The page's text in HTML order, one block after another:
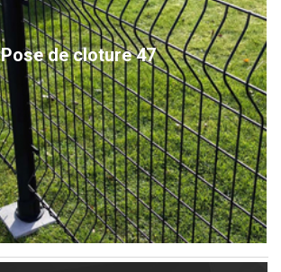
Pose de cloture 47